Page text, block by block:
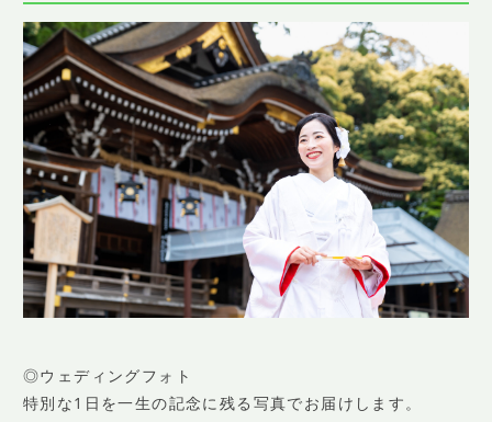
◎ウェディングフォト
特別な1日を一生の記念に残る写真でお届けします。